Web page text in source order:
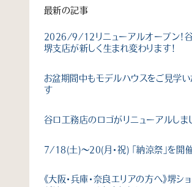
最新の記事
2026/9/12リニューアルオープン！
堺支店が新しく生まれ変わります！
お盆期間中もモデルハウスをご見学い
す
谷口工務店のロゴがリニューアルしま
7/18(土)〜20(月・祝) 「納涼祭」を開催
《大阪・兵庫・奈良エリアの方へ》堺シ